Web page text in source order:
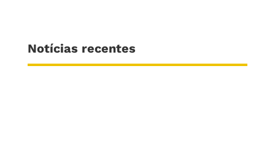
Notícias recentes